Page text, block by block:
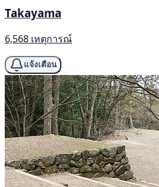
Takayama
6,568 เหตุการณ์
แจ้งเตือน